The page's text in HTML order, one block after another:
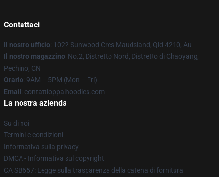
Contattaci
Il nostro ufficio: 1022 Sunwood Cres Maudsland, Qld 4210, Au
Il nostro magazzino: No.2, Distretto Nord, Distretto di Chaoyang,
Pechino, CN
Orario: 9AM – 5PM (Mon – Fri)
Email : contattioppaihoodies.com
La nostra azienda
Su di noi
Termini e condizioni
Informativa sulla privacy
DMCA - Informativa sul copyright
CA SB657: Legge sulla trasparenza della catena di fornitura